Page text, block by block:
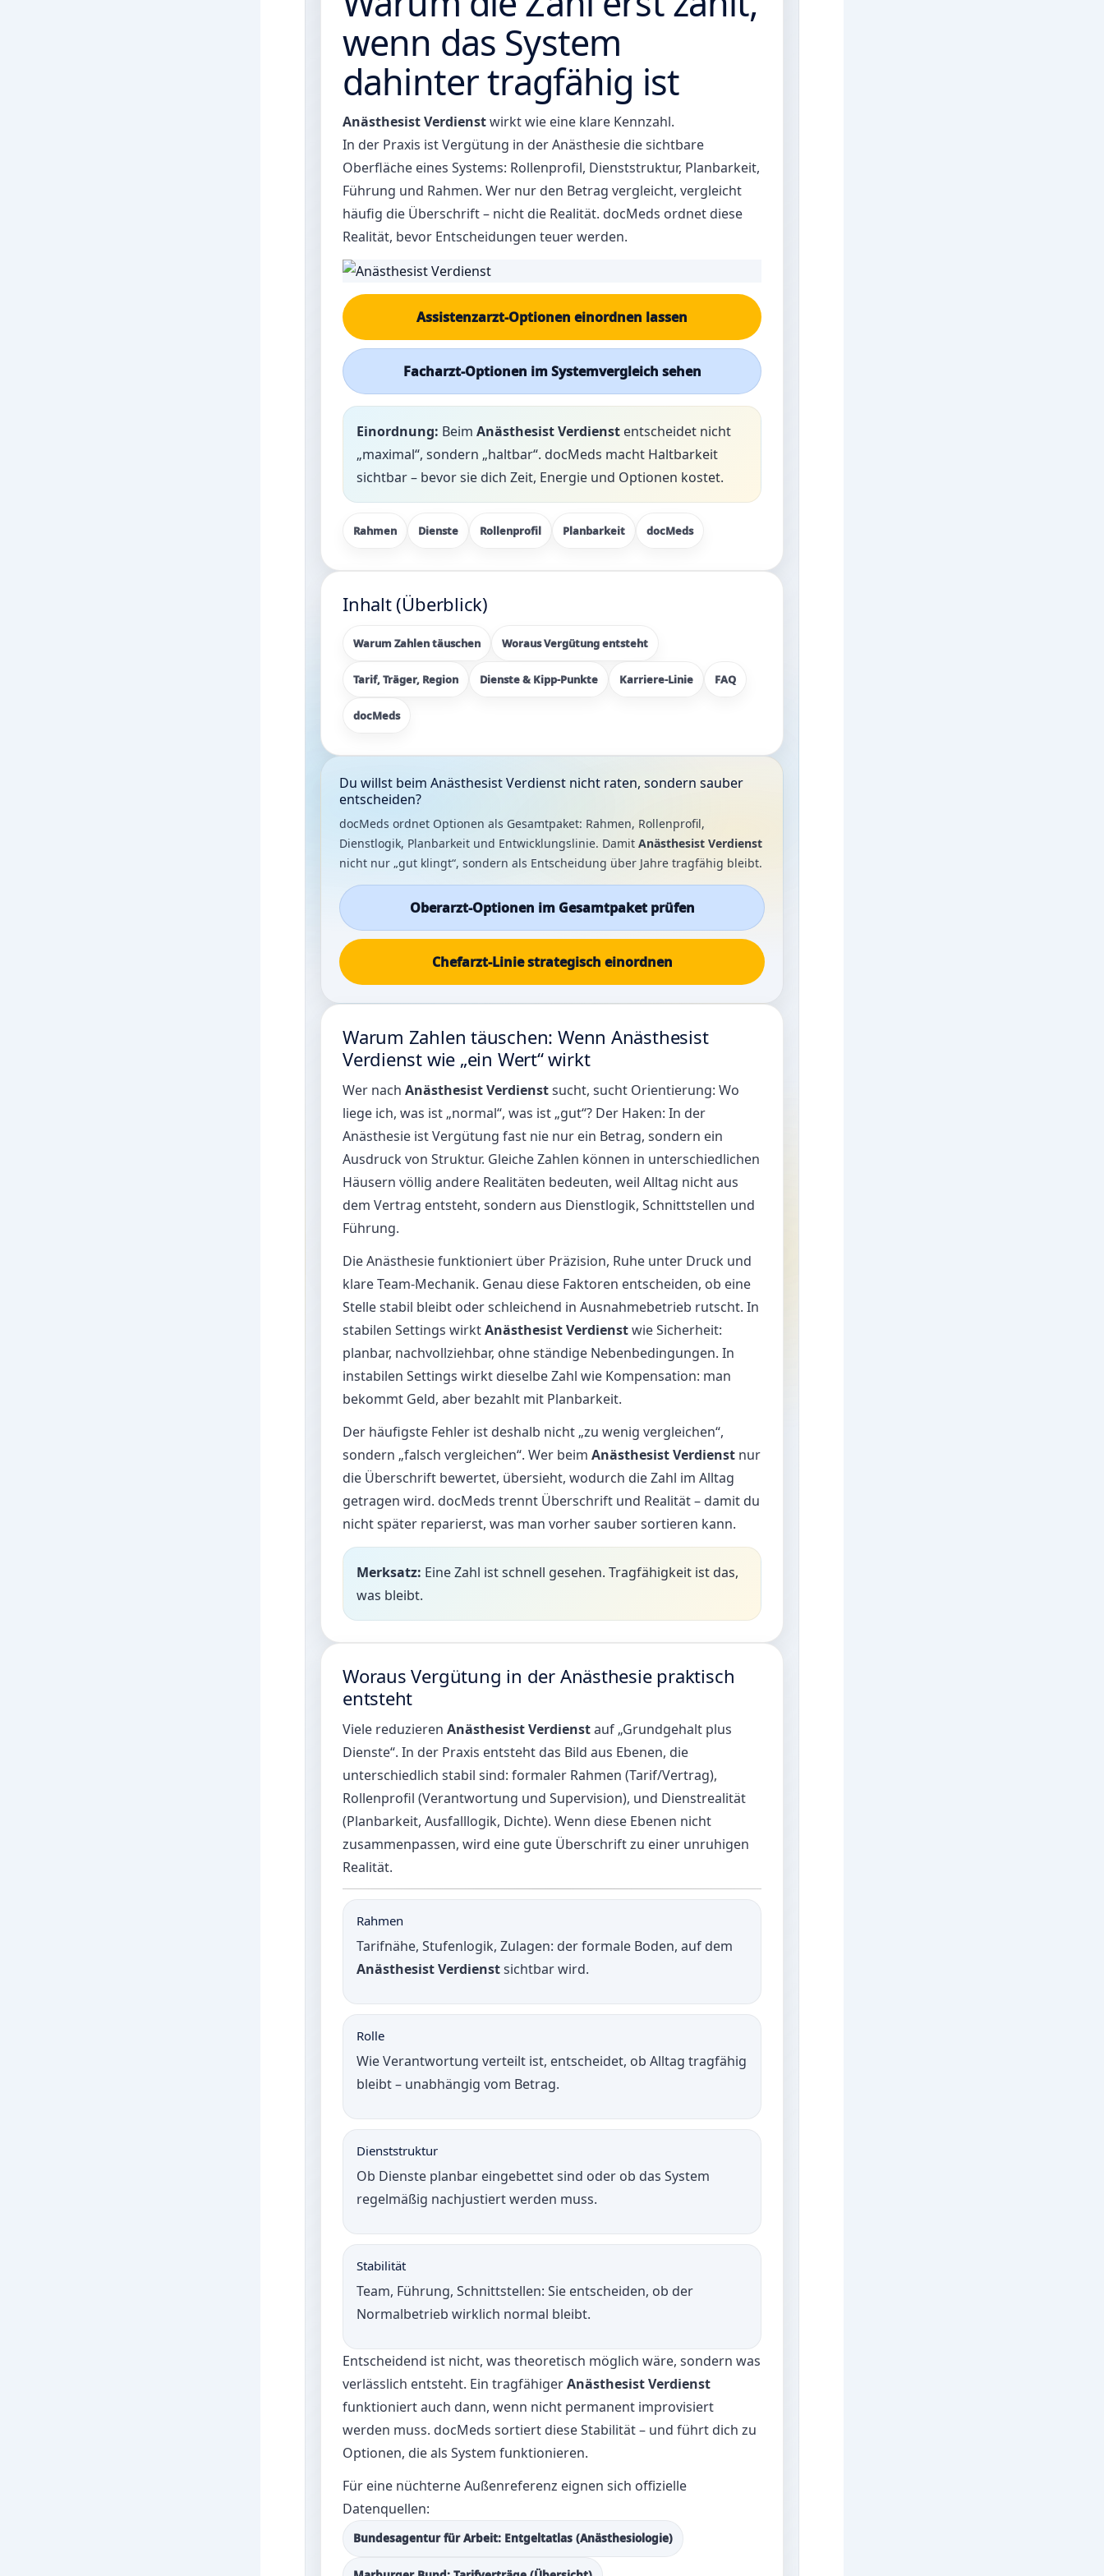
wenn das System
dahinter tragfähig ist
Anästhesist Verdienstwirkt wie eine klare Kennzahl.
In der Praxis ist Vergütung in der Anästhesie die sichtbare
Oberfläche eines Systems: Rollenprofil, Dienststruktur, Planbarkeit,
Führung und Rahmen. Wer nur den Betrag vergleicht, vergleicht
häufig die Überschrift – nicht die Realität. docMeds ordnet diese
Realität, bevor Entscheidungen teuer werden.
Assistenzarzt-Optionen einordnen lassen
Facharzt-Optionen im Systemvergleich sehen
Einordnung: Beim Anästhesist Verdienst entscheidet nicht
„maximal“, sondern „haltbar“. docMeds macht Haltbarkeit
sichtbar – bevor sie dich Zeit, Energie und Optionen kostet.
Rahmen Dienste Rollenprofil Planbarkeit docMeds
Inhalt (Überblick)
Warum Zahlen täuschen Woraus Vergütung entsteht
Tarif, Träger, Region Dienste & Kipp-Punkte Karriere-Linie FAQ
docMeds
Du willst beim Anästhesist Verdienst nicht raten, sondern sauber
entscheiden?
docMeds ordnet Optionen als Gesamtpaket: Rahmen, Rollenprofil,
Dienstlogik, Planbarkeit und Entwicklungslinie. Damit Anästhesist Verdienst
nicht nur „gut klingt“, sondern als Entscheidung über Jahre tragfähig bleibt.
Oberarzt-Optionen im Gesamtpaket prüfen
Chefarzt-Linie strategisch einordnen
Warum Zahlen täuschen: Wenn Anästhesist
Verdienst wie „ein Wert“ wirkt
Wer nach Anästhesist Verdienstsucht, sucht Orientierung: Wo
liege ich, was ist „normal“, was ist „gut“? Der Haken: In der
Anästhesie ist Vergütung fast nie nur ein Betrag, sondern ein
Ausdruck von Struktur. Gleiche Zahlen können in unterschiedlichen
Häusern völlig andere Realitäten bedeuten, weil Alltag nicht aus
dem Vertrag entsteht, sondern aus Dienstlogik, Schnittstellen und
Führung.
Die Anästhesie funktioniert über Präzision, Ruhe unter Druck und
klare Team-Mechanik. Genau diese Faktoren entscheiden, ob eine
Stelle stabil bleibt oder schleichend in Ausnahmebetrieb rutscht. In
stabilen Settings wirktAnästhesist Verdienstwie Sicherheit:
planbar, nachvollziehbar, ohne ständige Nebenbedingungen. In
instabilen Settings wirkt dieselbe Zahl wie Kompensation: man
bekommt Geld, aber bezahlt mit Planbarkeit.
Der häufigste Fehler ist deshalb nicht „zu wenig vergleichen“,
sondern „falsch vergleichen“. Wer beim Anästhesist Verdienst nur
die Überschrift bewertet, übersieht, wodurch die Zahl im Alltag
getragen wird. docMeds trennt Überschrift und Realität – damit du
nicht später reparierst, was man vorher sauber sortieren kann.
Merksatz: Eine Zahl ist schnell gesehen. Tragfähigkeit ist das,
was bleibt.
Woraus Vergütung in der Anästhesie praktisch
entsteht
Viele reduzieren Anästhesist Verdienstauf „Grundgehalt plus
Dienste“. In der Praxis entsteht das Bild aus Ebenen, die
unterschiedlich stabil sind: formaler Rahmen (Tarif/Vertrag),
Rollenprofil (Verantwortung und Supervision), und Dienstrealität
(Planbarkeit, Ausfalllogik, Dichte). Wenn diese Ebenen nicht
zusammenpassen, wird eine gute Überschrift zu einer unruhigen
Realität.
Rahmen
Tarifnähe, Stufenlogik, Zulagen: der formale Boden, auf dem
Anästhesist Verdienstsichtbar wird.
Rolle
Wie Verantwortung verteilt ist, entscheidet, ob Alltag tragfähig
bleibt – unabhängig vom Betrag.
Dienststruktur
Ob Dienste planbar eingebettet sind oder ob das System
regelmäßig nachjustiert werden muss.
Stabilität
Team, Führung, Schnittstellen: Sie entscheiden, ob der
Normalbetrieb wirklich normal bleibt.
Entscheidend ist nicht, was theoretisch möglich wäre, sondern was
verlässlich entsteht. Ein tragfähigerAnästhesist Verdienst
funktioniert auch dann, wenn nicht permanent improvisiert
werden muss. docMeds sortiert diese Stabilität – und führt dich zu
Optionen, die als System funktionieren.
Für eine nüchterne Außenreferenz eignen sich offizielle
Datenquellen:
Bundesagentur für Arbeit: Entgeltatlas (Anästhesiologie)